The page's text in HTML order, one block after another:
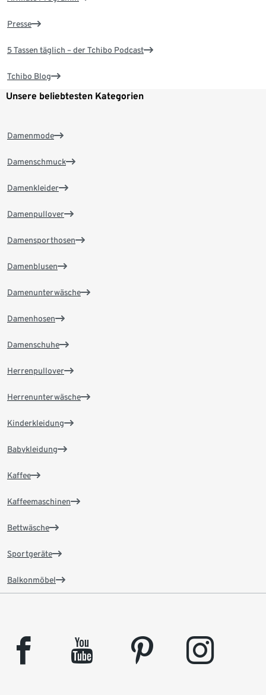
Presse
5 Tassen täglich – der Tchibo Podcast
Tchibo Blog
Unsere beliebtesten Kategorien
Damenmode
Damenschmuck
Damenkleider
Damenpullover
Damensporthosen
Damenblusen
Damenunterwäsche
Damenhosen
Damenschuhe
Herrenpullover
Herrenunterwäsche
Kinderkleidung
Babykleidung
Kaffee
Kaffeemaschinen
Bettwäsche
Sportgeräte
Balkonmöbel
facebook youtube pinterest instagram